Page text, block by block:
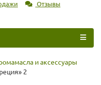
Отзывы
и аксессуары
2